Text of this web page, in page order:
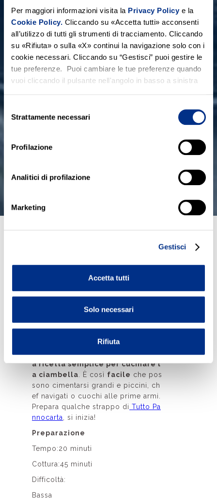
Per maggiori informazioni visita la Privacy Policye la
Cookie Policy. Cliccando su «Accetta tutti» acconsenti
all’utilizzo di tutti gli strumenti di tracciamento. Cliccando
su «Rifiuta» o sulla «X» continui la navigazione solo con i
cookie necessari. Cliccando su “Gestisci” puoi gestire le
tue preferenze. Puoi cambiare le tue preferenze quando
vuoi cliccando il pulsante nell'angolo in basso a sinistra
delStrattamente necessari
Profilazione
Analitici di profilazione
Marketing
Gestisci
Accetta tutti
Solo necessari
Rifiuta
È vero, non tutte le ciambelle riesco
ettamente e dell’altezza giusta. Le in
eparazione delciambellone classi
sono veramente tante: basta un
gredienti o nei tempi di cottura per
avere delle brutte sorprese.
Abbiamo così pensato di regalartil
a ricetta semplice per cucinare l
a ciambella . È così facile che pos
sono cimentarsi grandi e piccini, ch
ef navigati o cuochi alle prime armi.
Prepara qualche strappo di Tutto Pa
nnocarta
, si inizia!
Preparazione
Tempo:20 minuti
Cottura:45 minuti
Difficoltà:
Bassa